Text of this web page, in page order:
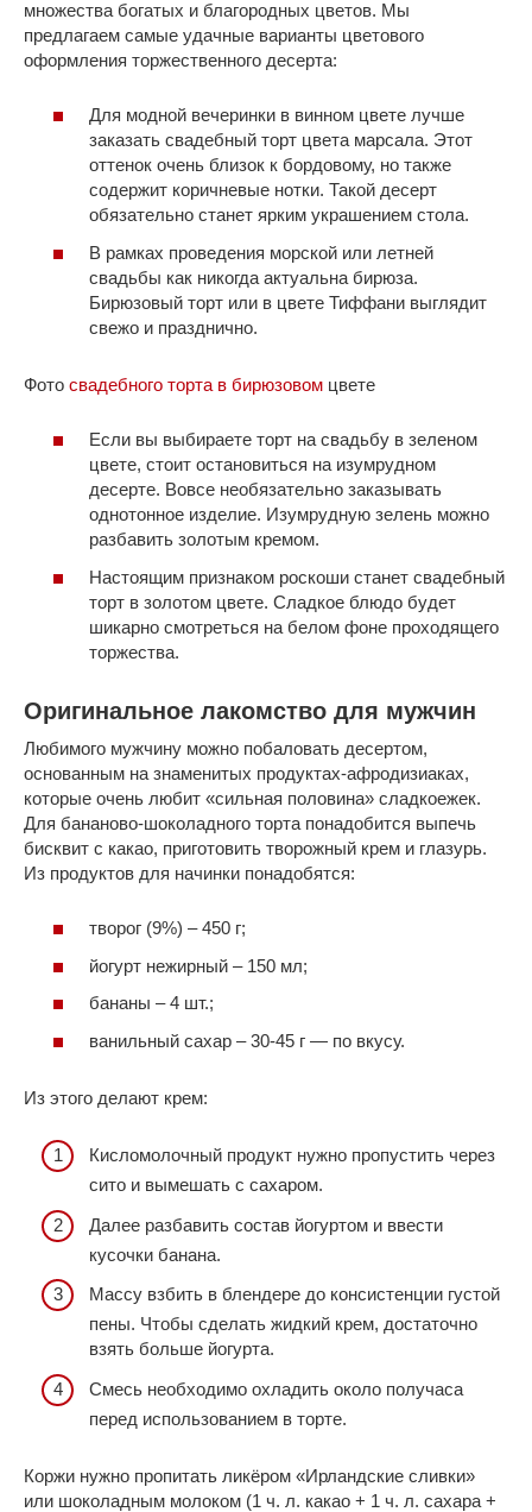
множества богатых и благородных цветов. Мы
предлагаем самые удачные варианты цветового
оформления торжественного десерта:
Для модной вечеринки в винном цвете лучше
заказать свадебный торт цвета марсала. Этот
оттенок очень близок к бордовому, но также
содержит коричневые нотки. Такой десерт
обязательно станет ярким украшением стола.
В рамках проведения морской или летней
свадьбы как никогда актуальна бирюза.
Бирюзовый торт или в цвете Тиффани выглядит
свежо и празднично.
Фото свадебного торта в бирюзовом цвете
Если вы выбираете торт на свадьбу в зеленом
цвете, стоит остановиться на изумрудном
десерте. Вовсе необязательно заказывать
однотонное изделие. Изумрудную зелень можно
разбавить золотым кремом.
Настоящим признаком роскоши станет свадебный
торт в золотом цвете. Сладкое блюдо будет
шикарно смотреться на белом фоне проходящего
торжества.
Оригинальное лакомство для мужчин
Любимого мужчину можно побаловать десертом,
основанным на знаменитых продуктах-афродизиаках,
которые очень любит «сильная половина» сладкоежек.
Для бананово-шоколадного торта понадобится выпечь
бисквит с какао, приготовить творожный крем и глазурь.
Из продуктов для начинки понадобятся:
творог (9%) – 450 г;
йогурт нежирный – 150 мл;
бананы – 4 шт.;
ванильный сахар – 30-45 г — по вкусу.
Из этого делают крем:
Кисломолочный продукт нужно пропустить через
сито и вымешать с сахаром.
Далее разбавить состав йогуртом и ввести
кусочки банана.
Массу взбить в блендере до консистенции густой
пены. Чтобы сделать жидкий крем, достаточно
взять больше йогурта.
Смесь необходимо охладить около получаса
перед использованием в торте.
Коржи нужно пропитать ликёром «Ирландские сливки»
или шоколадным молоком (1 ч. л. какао + 1 ч. л. сахара +